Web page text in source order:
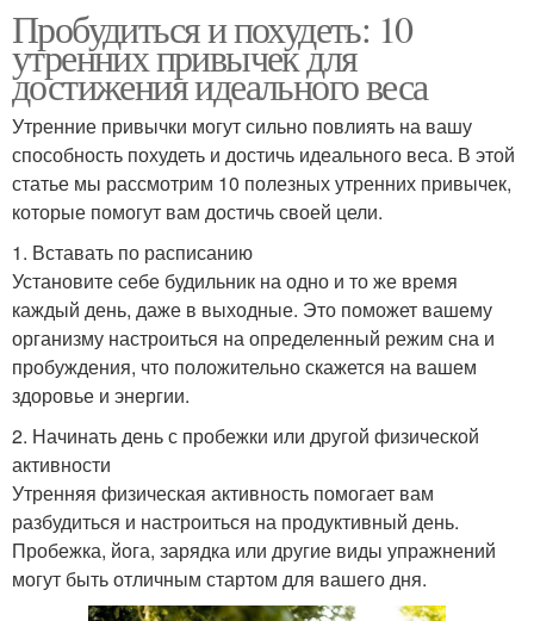
Пробудиться и похудеть: 10
утренних привычек для
достижения идеального веса
Утренние привычки могут сильно повлиять на вашу
способность похудеть и достичь идеального веса. В этой
статье мы рассмотрим 10 полезных утренних привычек,
которые помогут вам достичь своей цели.
1. Вставать по расписанию
Установите себе будильник на одно и то же время
каждый день, даже в выходные. Это поможет вашему
организму настроиться на определенный режим сна и
пробуждения, что положительно скажется на вашем
здоровье и энергии.
2. Начинать день с пробежки или другой физической
активности
Утренняя физическая активность помогает вам
разбудиться и настроиться на продуктивный день.
Пробежка, йога, зарядка или другие виды упражнений
могут быть отличным стартом для вашего дня.